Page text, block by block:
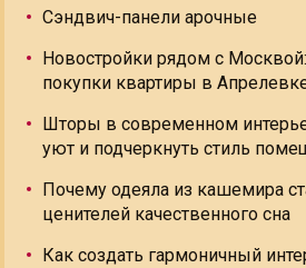
Сэндвич-панели арочные
Новостройки рядом с
покупки квартиры в
Шторы в современном
уют и подчеркнуть стиль
Почему одеяла из кашемира
ценителей качественного сна
Как создать гармоничный